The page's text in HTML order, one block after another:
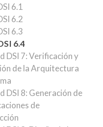
6.1
6.2
6.3
6.4
DSI 7: Verificación y
de la Arquitectura
DSI 8: Generación de
de